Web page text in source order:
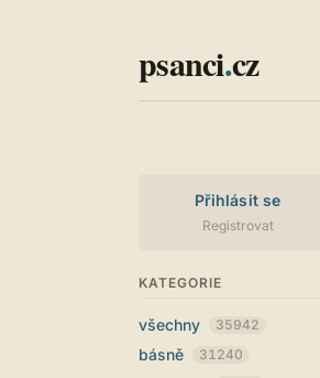
psanci.cz
Přihlásit se
Registrovat
KATEGORIE
všechny 35942
básně 31240